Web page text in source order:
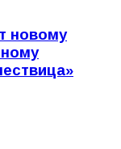
новому